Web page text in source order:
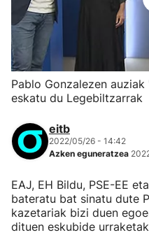
Pablo Gonzalezen
eskatu du Legebiltzarrak
eitb
2022/05/26 - 14:42
Azken eguneratzea
EAJ, EH Bildu, PSE-EE
bateratu bat sinatu dute
kazetariak bizi duen
dituen eskubide